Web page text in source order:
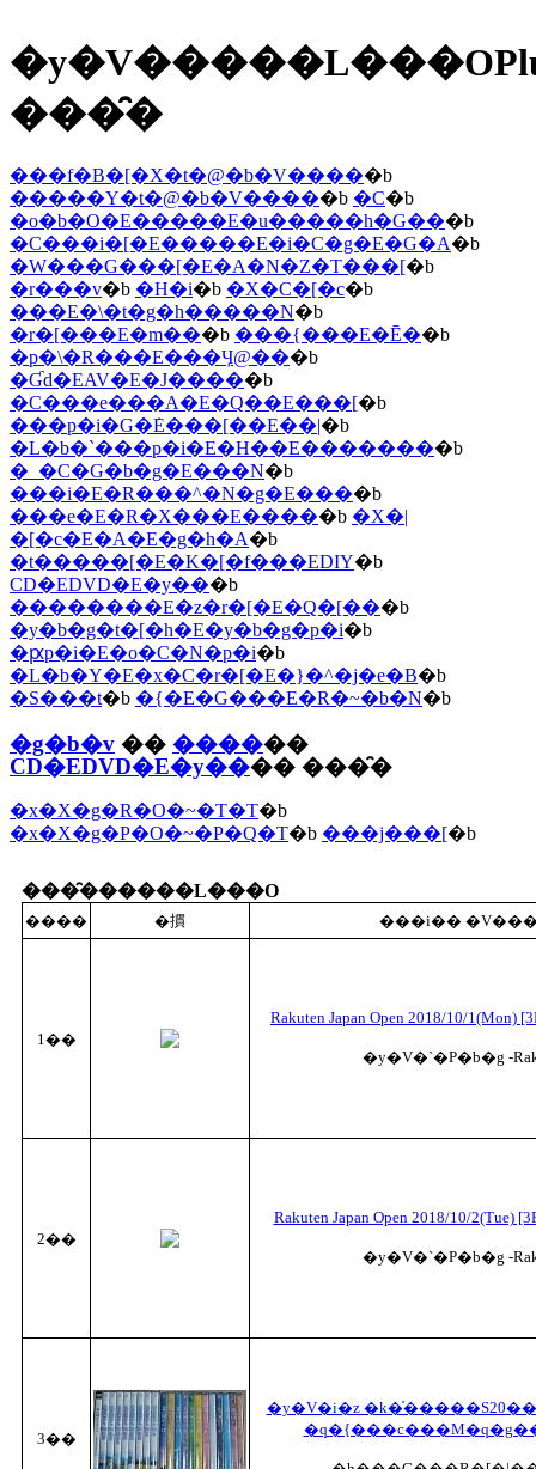
���̑�
���f�B�[�X�t�@�b�V�����b
�����Y�t�@�b�V�����b �C�b
�o�b�O�E�����E�u�����h�G���b
�C���i�[�E�����E�i�C�g�E�G�A�b
�W���G���[�E�A�N�Z�T���[�b
�r���v�b �H�i�b �X�C�[�c�b
���E�\�t�g�h�����N�b
�r�[���E�m���b ���{���E�Ē��b
�p�\�R���E���Ӌ@���b
�Ɠd�EAV�E�J�����b
�C���e���A�E�Q��E���[�b
���p�i�G�݁E���[��E��|�b
�L�b�`���p�i�E�H��E��������b
�_�C�G�b�g�E���N�b
���i�E�R���^�N�g�E����b
���e�E�R�X���E�����b �X�|
�[�c�E�A�E�g�h�A�b
�t�����[�E�K�[�f���EDIY�b
CD�EDVD�E�y���b
��������E�z�r�[�E�Q�[���b
�y�b�g�t�[�h�E�y�b�g�p�i�b
�ԗp�i�E�o�C�N�p�i�b
�L�b�Y�E�x�C�r�[�E�}�^�j�e�B�b
�S���t�b �{�E�G���E�R�~�b�N�b
�g�b�v �� ������
CD�EDVD�E�y���� ���̑�
�x�X�g�R�O�~�T�T�b
�x�X�g�P�O�~�P�Q�T�b ���j���[�b
���̑������L���O
���� �摜 ���i��
1��
Rakuten Japan Open 2018/10/1(Mon)
�y�V�`�P�b�g -
2��
Rakuten Japan Open 2018/10/2(Tue)
�y�V�`�P�b�g -
3��
�y�V�i�z